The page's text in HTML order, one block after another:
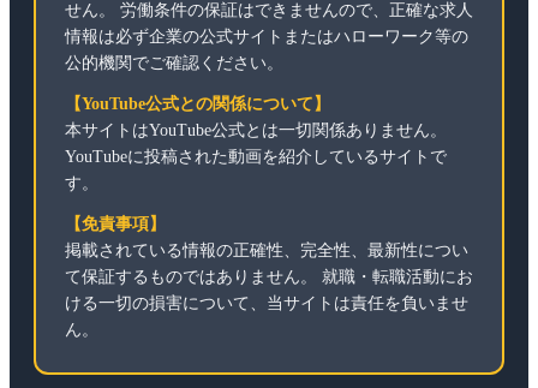
せん。 労働条件の保証はできませんので、正確な求人
情報は必ず企業の公式サイトまたはハローワーク等の
公的機関でご確認ください。
【YouTube公式との関係について】
本サイトはYouTube公式とは一切関係ありません。
YouTubeに投稿された動画を紹介しているサイトで
す。
【免責事項】
掲載されている情報の正確性、完全性、最新性につい
て保証するものではありません。 就職・転職活動にお
ける一切の損害について、当サイトは責任を負いませ
ん。